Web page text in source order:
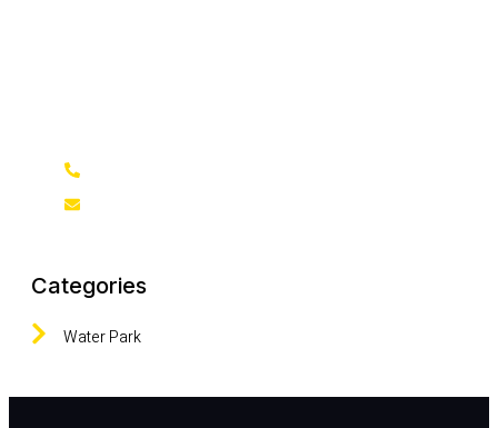
Categories
Water Park